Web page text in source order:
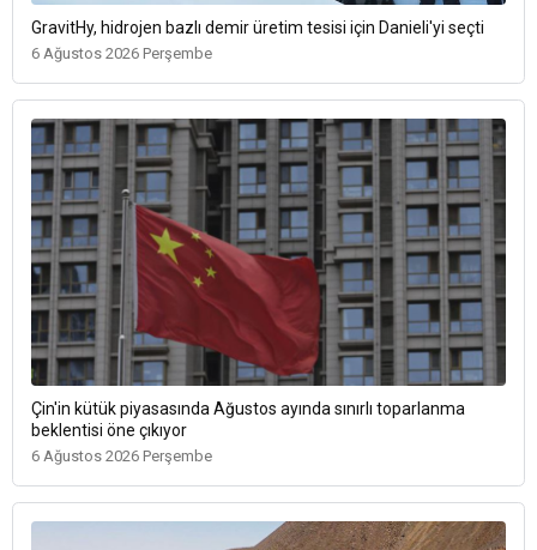
GravitHy, hidrojen bazlı demir üretim tesisi için Danieli'yi seçti
6 Ağustos 2026 Perşembe
Çin'in kütük piyasasında Ağustos ayında sınırlı toparlanma
beklentisi öne çıkıyor
6 Ağustos 2026 Perşembe